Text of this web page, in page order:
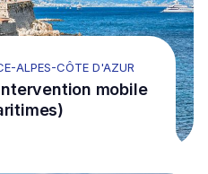
ALPES-CÔTE D'AZUR
mobile